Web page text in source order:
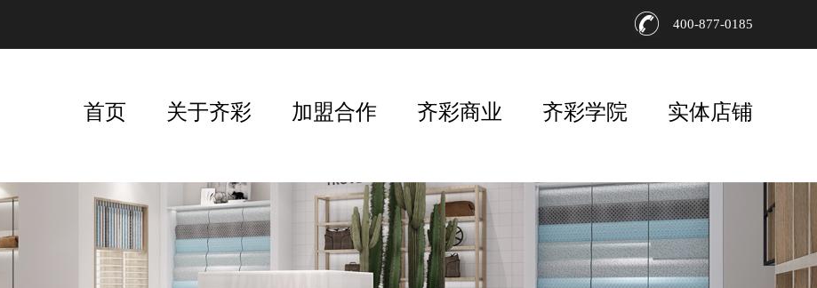
400-877-0185
首页 关于齐彩 加盟合作 齐彩商业 齐彩学院 实体店铺